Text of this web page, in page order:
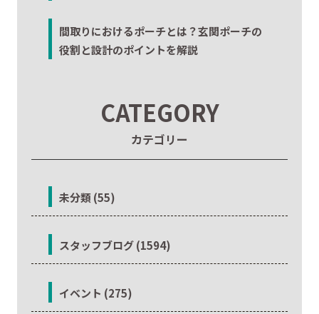
間取りにおけるポーチとは？玄関ポーチの
役割と設計のポイントを解説
CATEGORY
カテゴリー
未分類 (55)
スタッフブログ (1594)
イベント (275)